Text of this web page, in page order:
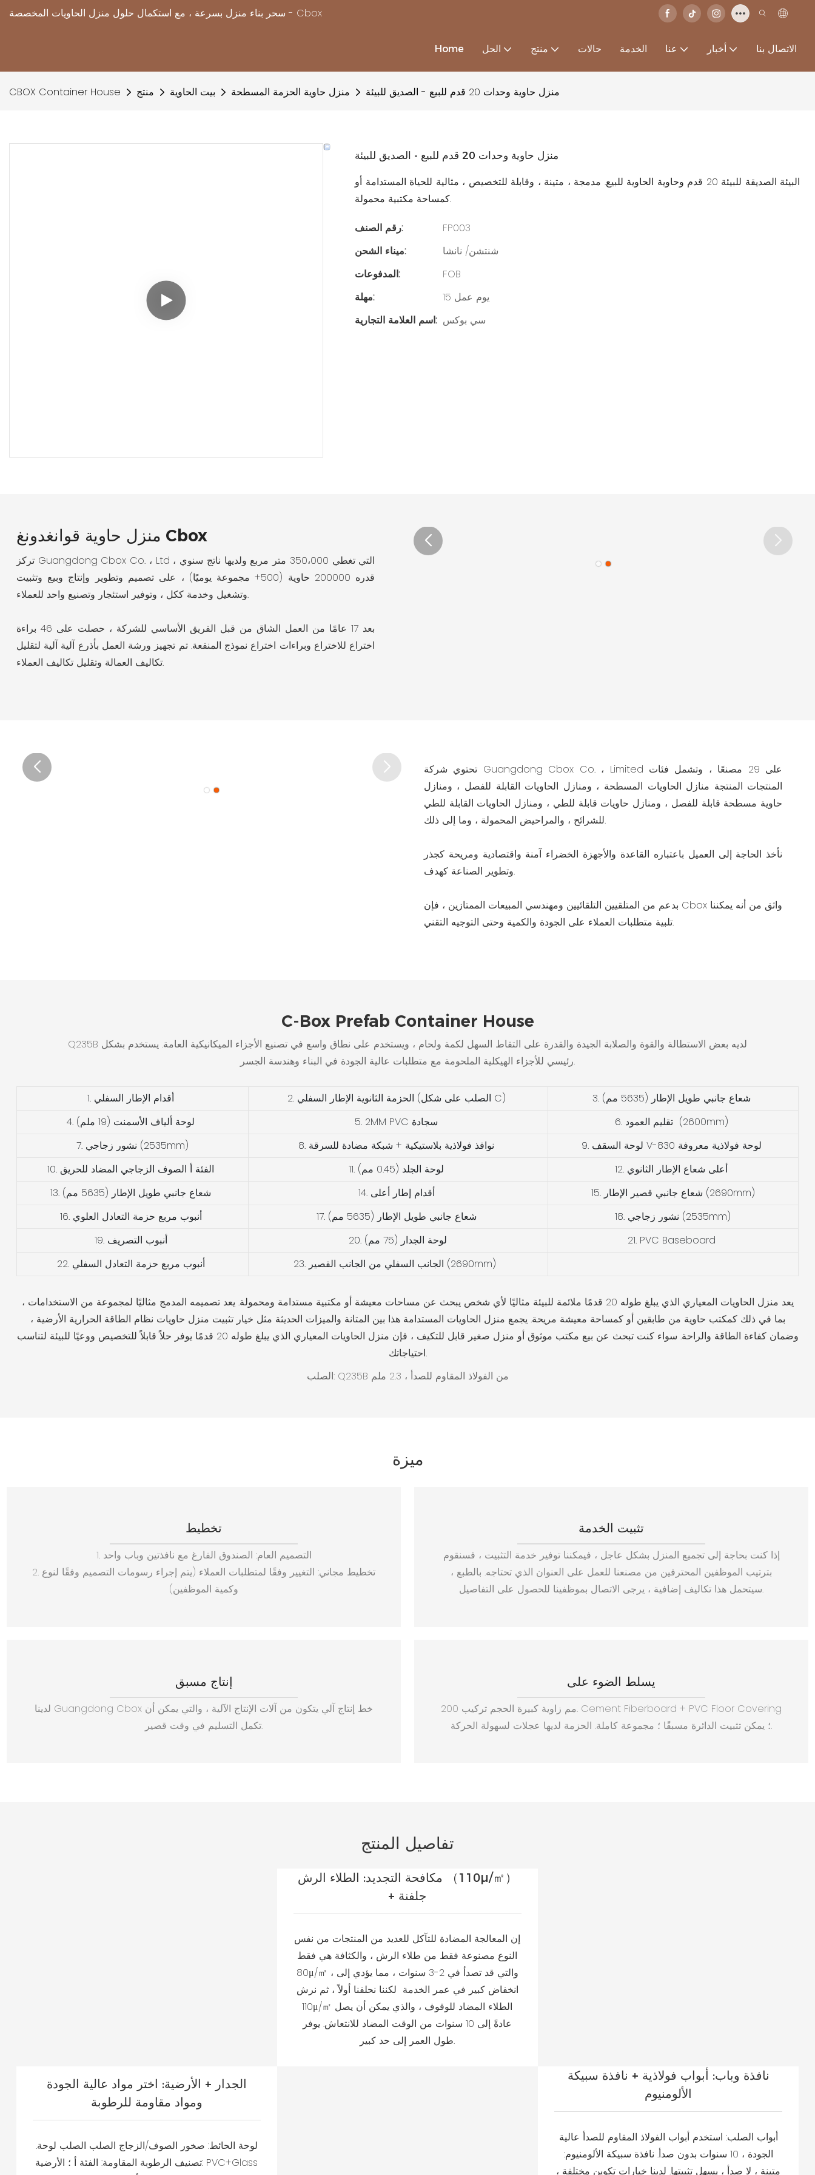
سحر بناء منزل بسرعة ، مع استكمال حلول منزل الحاويات المخصصة - Cbox
Home الحل منتج حالات الخدمة عنا أخبار الاتصال بنا
CBOX Container House منتج بيت الحاوية منزل حاوية الحزمة المسطحة منزل حاوية وحدات 20 قدم للبيع - الصديق للبيئة
منزل حاوية وحدات 20 قدم للبيع - الصديق للبيئة
البيئة الصديقة للبيئة 20 قدم وحاوية الحاوية للبيع. مدمجة ، متينة ، وقابلة للتخصيص ، مثالية للحياة المستدامة أو
كمساحة مكتبية محمولة.
رقم الصنف:
FP003
ميناء الشحن:
شنتشن/ نانشا
المدفوعات:
FOB
مهلة:
15 يوم عمل
اسم العلامة التجارية: سي بوكس
منزل حاوية قوانغدونغ Cbox
تركز Guangdong Cbox Co. ، Ltd ، التي تغطي 350،000 متر مربع ولديها ناتج سنوي
قدره 200000 حاوية (500+ مجموعة يوميًا) ، على تصميم وتطوير وإنتاج وبيع وتثبيت
وتشغيل وخدمة ككل ، وتوفير استئجار وتصنيع واحد للعملاء.
بعد 17 عامًا من العمل الشاق من قبل الفريق الأساسي للشركة ، حصلت على 46 براءة
اختراع للاختراع وبراءات اختراع نموذج المنفعة. تم تجهيز ورشة العمل بأذرع آلية آلية لتقليل
تكاليف العمالة وتقليل تكاليف العملاء.
تحتوي شركة Guangdong Cbox Co. ، Limited على 29 مصنعًا ، وتشمل فئات
المنتجات المنتجة منازل الحاويات المسطحة ، ومنازل الحاويات القابلة للفصل ، ومنازل
حاوية مسطحة قابلة للفصل ، ومنازل حاويات قابلة للطي ، ومنازل الحاويات القابلة للطي
للشرائح ، والمراحيض المحمولة ، وما إلى ذلك.
نأخذ الحاجة إلى العميل باعتباره القاعدة والأجهزة الخضراء آمنة واقتصادية ومريحة كجذر
وتطوير الصناعة كهدف.
بدعم من المتلقيين التلقائيين ومهندسي المبيعات الممتازين ، فإن Cbox واثق من أنه يمكننا
تلبية متطلبات العملاء على الجودة والكمية وحتى التوجيه التقني.
C-Box Prefab Container House
Q235B لديه بعض الاستطالة والقوة والصلابة الجيدة والقدرة على التقاط السهل لكمة ولحام ، ويستخدم على نطاق واسع في تصنيع الأجزاء الميكانيكية العامة. يستخدم بشكل
رئيسي للأجزاء الهيكلية الملحومة مع متطلبات عالية الجودة في البناء وهندسة الجسر.
2. الحزمة الثانوية الإطار السفلي (الصلب على شكل C)
6. تقليم العمود (2600mm)
7. نشور زجاجي (2535mm)
14. أقدام إطار أعلى
15. شعاع جانبي قصير الإطار (2690mm)
16. أنبوب مربع حزمة التعادل العلوي
18. نشور زجاجي (2535mm)
19. أنبوب التصريف
20. لوحة الجدار (75 مم)
21. PVC Baseboard
22. أنبوب مربع حزمة التعادل السفلي
23. الجانب السفلي من الجانب القصير (2690mm)
يعد منزل الحاويات المعياري الذي يبلغ طوله 20 قدمًا ملائمة للبيئة مثاليًا لأي شخص يبحث عن مساحات معيشة أو مكتبية مستدامة ومحمولة. يعد تصميمه المدمج مثاليًا لمجموعة من الاستخدامات ،
بما في ذلك كمكتب حاوية من طابقين أو كمساحة معيشة مريحة. يجمع منزل الحاويات المستدامة هذا بين المتانة والميزات الحديثة مثل خيار تثبيت منزل حاويات نظام الطاقة الحرارية الأرضية ،
وضمان كفاءة الطاقة والراحة. سواء كنت تبحث عن بيع مكتب موثوق أو منزل صغير قابل للتكيف ، فإن منزل الحاويات المعياري الذي يبلغ طوله 20 قدمًا يوفر حلاً قابلاً للتخصيص ووعيًا للبيئة لتناسب
احتياجاتك.
الصلب: Q235B من الفولاذ المقاوم للصدأ ، 2.3 ملم
ميزة
تخطيط
1. التصميم العام: الصندوق الفارغ مع نافذتين وباب واحد
2. تخطيط مجاني: التغيير وفقًا لمتطلبات العملاء (يتم إجراء رسومات التصميم وفقًا لنوع
وكمية الموظفين)
تثبيت الخدمة
إذا كنت بحاجة إلى تجميع المنزل بشكل عاجل ، فيمكننا توفير خدمة التثبيت ، فسنقوم
بترتيب الموظفين المحترفين من مصنعنا للعمل على العنوان الذي تحتاجه. بالطبع ،
سيتحمل هذا تكاليف إضافية ، يرجى الاتصال بموظفينا للحصول على التفاصيل.
إنتاج مسبق
لدينا Guangdong Cbox خط إنتاج آلي يتكون من آلات الإنتاج الآلية ، والتي يمكن أن
تكمل التسليم في وقت قصير.
يسلط الضوء على
200 مم زاوية كبيرة الحجم تركيب. Cement Fiberboard + PVC Floor Covering
؛ يمكن تثبيت الدائرة مسبقًا ؛ مجموعة كاملة. الحزمة لديها عجلات لسهولة الحركة.
تفاصيل المنتج
الجدار + الأرضية: اختر مواد عالية الجودة
ومواد مقاومة للرطوبة
لوحة الحائط: صخور الصوف/الزجاج الصلب الصلب لوحة.
تصنيف الرطوبة المقاومة: الفئة أ ؛ الأرضية: PVC+Glass
مكافحة التجديد: الطلاء الرش （110μ/㎡）
+ جلفنة
إن المعالجة المضادة للتآكل للعديد من المنتجات من نفس
النوع مصنوعة فقط من طلاء الرش ، والكثافة هي فقط
80μ/㎡ ، والتي قد تصدأ في 2-3 سنوات ، مما يؤدي إلى
انخفاض كبير في عمر الخدمة لكننا نحلفنا أولاً ، ثم نرش
110μ/㎡ الطلاء المضاد للوقوف ، والذي يمكن أن يصل
عادةً إلى 10 سنوات من الوقت المضاد للانتعاش. يوفر
طول العمر إلى حد كبير.
نافذة وباب: أبواب فولاذية + نافذة سبيكة
الألومنيوم
أبواب الصلب: استخدم أبواب الفولاذ المقاوم للصدأ عالية
الجودة ، 10 سنوات بدون صدأ. نافذة سبيكة الألومنيوم:
متينة ، لا صدأ ، يسهل تثبيتها. لدينا خيارات تكوين مختلفة ،